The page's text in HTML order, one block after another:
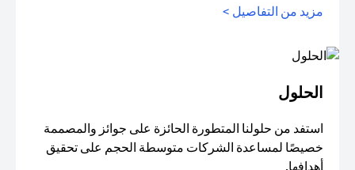
مزيد من التفاصيل >
الحلول
استفد من حلولنا المتطورة الحائزة على جوائز والمصممة
خصيصًا لمساعدة الشركات متوسطة الحجم على تحقيق
أهدافها.